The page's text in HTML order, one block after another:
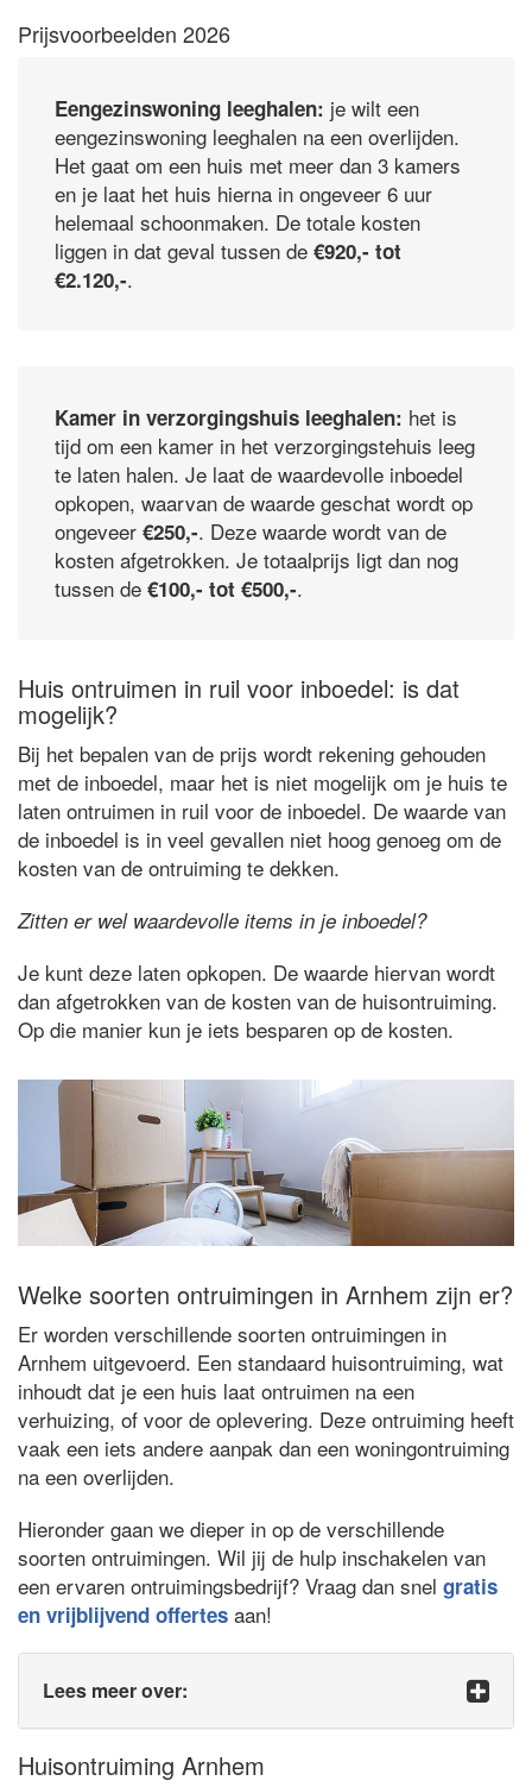
Prijsvoorbeelden 2026
Eengezinswoning leeghalen: je wilt een
eengezinswoning leeghalen na een overlijden.
Het gaat om een huis met meer dan 3 kamers
en je laat het huis hierna in ongeveer 6 uur
helemaal schoonmaken. De totale kosten
liggen in dat geval tussen de €920,- tot
€2.120,-.
Kamer in verzorgingshuis leeghalen: het is
tijd om een kamer in het verzorgingstehuis leeg
te laten halen. Je laat de waardevolle inboedel
opkopen, waarvan de waarde geschat wordt op
ongeveer €250,-. Deze waarde wordt van de
kosten afgetrokken. Je totaalprijs ligt dan nog
tussen de €100,- tot €500,-.
Huis ontruimen in ruil voor inboedel: is dat
mogelijk?
Bij het bepalen van de prijs wordt rekening gehouden
met de inboedel, maar het is niet mogelijk om je huis te
laten ontruimen in ruil voor de inboedel. De waarde van
de inboedel is in veel gevallen niet hoog genoeg om de
kosten van de ontruiming te dekken.
Zitten er wel waardevolle items in je inboedel?
Je kunt deze laten opkopen. De waarde hiervan wordt
dan afgetrokken van de kosten van de huisontruiming.
Op die manier kun je iets besparen op de kosten.
Welke soorten ontruimingen in Arnhem zijn er?
Er worden verschillende soorten ontruimingen in
Arnhem uitgevoerd. Een standaard huisontruiming, wat
inhoudt dat je een huis laat ontruimen na een
verhuizing, of voor de oplevering. Deze ontruiming heeft
vaak een iets andere aanpak dan een woningontruiming
na een overlijden.
Hieronder gaan we dieper in op de verschillende
soorten ontruimingen. Wil jij de hulp inschakelen van
een ervaren ontruimingsbedrijf? Vraag dan snel gratis
en vrijblijvend offertes aan!
Lees meer over:
Huisontruiming Arnhem